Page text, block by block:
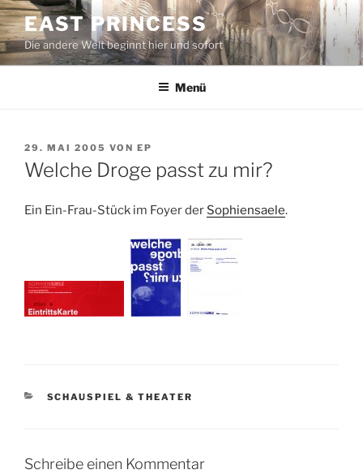
Zum
Inhalt
springen
EAST PRINCESS
Die andere Welt beginnt hier und sofort
Menü
VERÖFFENTLICHT
AM
29. MAI 2005 VON EP
Welche Droge passt zu mir?
Ein Ein-Frau-Stück im Foyer der Sophiensaele.
KATEGORIEN
SCHAUSPIEL & THEATER
Schreibe einen Kommentar